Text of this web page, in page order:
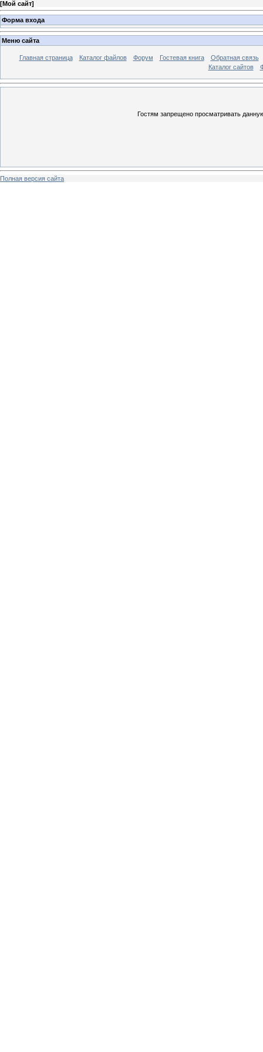
[Мой сайт]
Форма входа
Меню сайта
Главная страница Каталог файлов Форум Гостевая книга
Обратная связь
Каталог сайтов
Гостям запрещено просматривать
Полная версия сайта